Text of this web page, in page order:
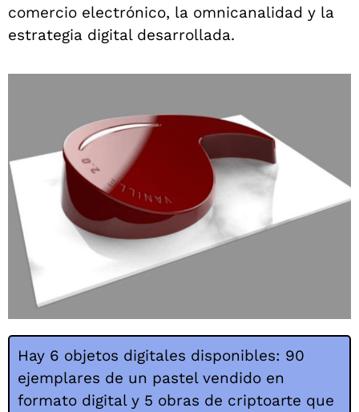
comercio electrónico, la omnicanalidad y la
estrategia digital desarrollada.
Hay 6 objetos digitales disponibles: 90
ejemplares de un pastel vendido en
formato digital y 5 obras de criptoarte que